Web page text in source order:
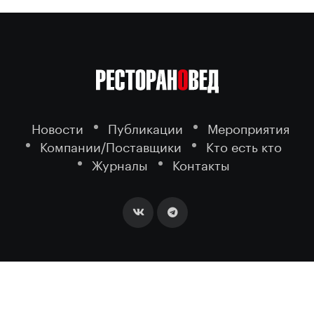
Новости Публикации
Мероприятия
Компании/Поставщики
Кто есть кто
Журналы
Контакты